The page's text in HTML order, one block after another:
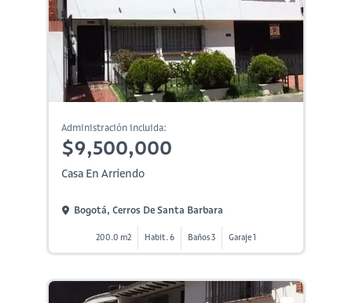
Administración incluida:
$9,500,000
Casa En Arriendo
Bogotá, Cerros De Santa Barbara
200.0 m2 Habit. 6 Baños 3 Garaje 1